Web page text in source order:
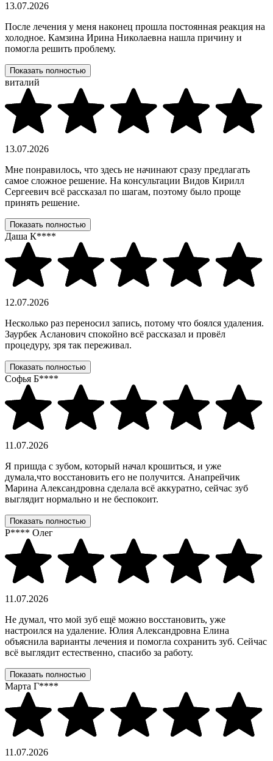
13.07.2026
После лечения у меня наконец прошла постоянная реакция на
холодное. Камзина Ирина Николаевна нашла причину и
помогла решить проблему.
Показать полностью
виталий
13.07.2026
Мне понравилось, что здесь не начинают сразу предлагать
самое сложное решение. На консультации Видов Кирилл
Сергеевич всё рассказал по шагам, поэтому было проще
принять решение.
Показать полностью
Даша К****
12.07.2026
Несколько раз переносил запись, потому что боялся удаления.
Заурбек Асланович спокойно всё рассказал и провёл
процедуру, зря так переживал.
Показать полностью
Софья Б****
11.07.2026
Я пришда с зубом, который начал крошиться, и уже
думала,что восстановить его не получится. Анапрейчик
Марина Александровна сделала всё аккуратно, сейчас зуб
выглядит нормально и не беспокоит.
Показать полностью
Р**** Олег
11.07.2026
Не думал, что мой зуб ещё можно восстановить, уже
настроился на удаление. Юлия Александровна Елина
объяснила варианты лечения и помогла сохранить зуб. Сейчас
всё выглядит естественно, спасибо за работу.
Показать полностью
Марта Г****
11.07.2026